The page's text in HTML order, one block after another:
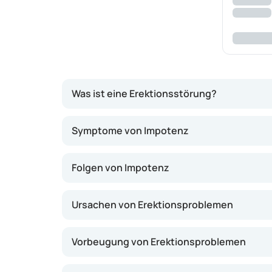
Was ist eine Erektionsstörung?
Bei einer Erektionsstörung ist der
erweitern, sodass mehr Blut fließen kann.
fließt zu schnell wieder ab, was zu
Symptome von Impotenz
Folgen von Impotenz
Ursachen von Erektionsproblemen
Vorbeugung von Erektionsproblemen